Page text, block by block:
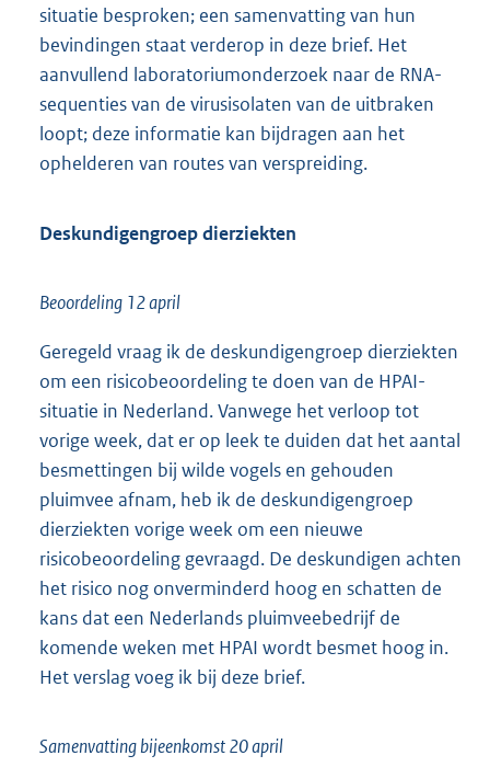
situatie besproken; een samenvatting van hun
bevindingen staat verderop in deze brief. Het
aanvullend laboratoriumonderzoek naar de RNA-
sequenties van de virusisolaten van de uitbraken
loopt; deze informatie kan bijdragen aan het
ophelderen van routes van verspreiding.
Deskundigengroep dierziekten
Beoordeling 12 april
Geregeld vraag ik de deskundigengroep dierziekten
om een risicobeoordeling te doen van de HPAI-
situatie in Nederland. Vanwege het verloop tot
vorige week, dat er op leek te duiden dat het aantal
besmettingen bij wilde vogels en gehouden
pluimvee afnam, heb ik de deskundigengroep
dierziekten vorige week om een nieuwe
risicobeoordeling gevraagd. De deskundigen achten
het risico nog onverminderd hoog en schatten de
kans dat een Nederlands pluimveebedrijf de
komende weken met HPAI wordt besmet hoog in.
Het verslag voeg ik bij deze brief.
Samenvatting bijeenkomst 20 april